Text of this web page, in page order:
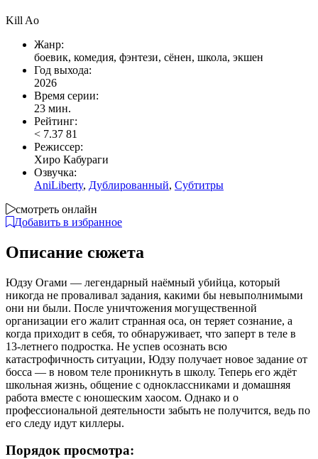
Kill Ao
Жанр:
боевик, комедия, фэнтези, сёнен, школа, экшен
Год выхода:
2026
Время серии:
23 мин.
Рейтинг:
< 7.37 81
Режиссер:
Хиро Кабураги
Озвучка:
AniLiberty, Дублированный, Субтитры
смотреть онлайн
Добавить в избранное
Описание сюжета
Юдзу Огами — легендарный наёмный убийца, который
никогда не проваливал задания, какими бы невыполнимыми
они ни были. После уничтожения могущественной
организации его жалит странная оса, он теряет сознание, а
когда приходит в себя, то обнаруживает, что заперт в теле в
13-летнего подростка. Не успев осознать всю
катастрофичность ситуации, Юдзу получает новое задание от
босса — в новом теле проникнуть в школу. Теперь его ждёт
школьная жизнь, общение с одноклассниками и домашняя
работа вместе с юношеским хаосом. Однако и о
профессиональной деятельности забыть не получится, ведь по
его следу идут киллеры.
Порядок просмотра: